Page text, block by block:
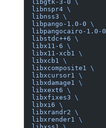
  libgtk-3-0
\
  libnspr4
\
  libnss3
\
  libpango-1.0-0
\
  libpangocairo-1.0-0
  libstdc++6
\
  libx11-6
\
  libx11-xcb1
\
  libxcb1
\
  libxcomposite1
\
  libxcursor1
\
  libxdamage1
\
  libxext6
\
  libxfixes3
\
  libxi6
\
  libxrandr2
\
  libxrender1
\